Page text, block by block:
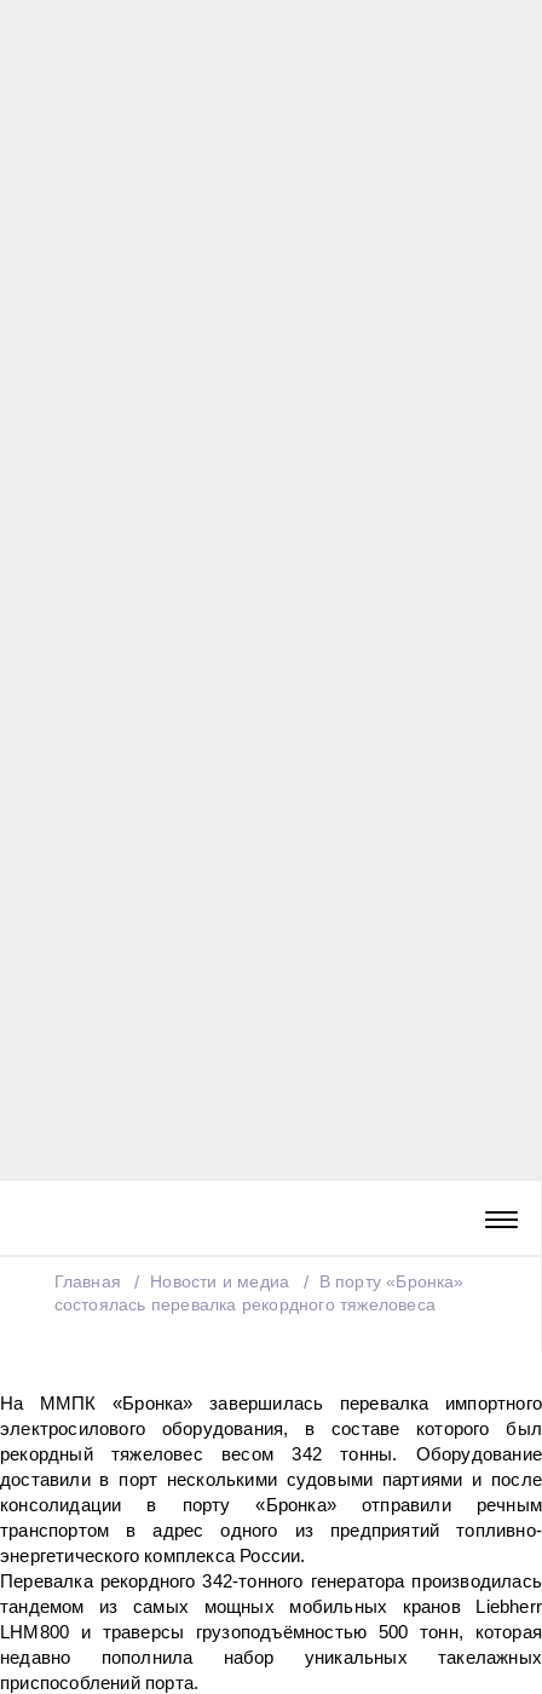
Главная Новости и медиа
В порту «Бронка»
состоялась перевалка рекордного тяжеловеса
На ММПК «Бронка» завершилась перевалка импортного
электросилового оборудования, в составе которого был
рекордный тяжеловес весом 342 тонны. Оборудование
доставили в порт несколькими судовыми партиями и после
консолидации в порту «Бронка» отправили речным
транспортом в адрес одного из предприятий топливно-
энергетического комплекса России.
Перевалка рекордного 342-тонного генератора производилась
тандемом из самых мощных мобильных кранов Liebherr
LHM800 и траверсы грузоподъёмностью 500 тонн, которая
недавно пополнила набор уникальных такелажных
приспособлений порта.